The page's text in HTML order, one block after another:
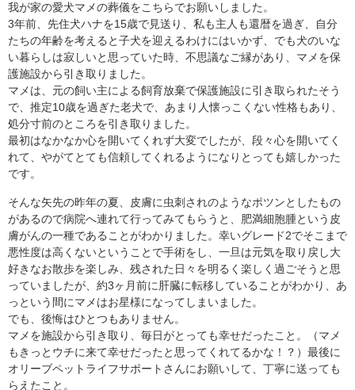
我が家の愛犬マメの葬儀をこちらでお願いしました。
3年前、先住犬ハナを15歳で見送り、私も主人も還暦を過ぎ、自分
たちの年齢を考えると子犬を迎えるわけにはいかず、でも犬のいな
い暮らしは寂しいと思っていた時、不思議なご縁があり、マメを保
護施設から引き取りました。
マメは、元の飼い主による飼育放棄で保護施設に引き取られたそう
で、推定10歳を過ぎた老犬で、あまり人懐っこくない性格もあり、
処分寸前のところを引き取りました。
最初はなかなか心を開いてくれず大変でしたが、段々心を開いてく
れて、やがてとても信頼してくれるようになりとっても嬉しかった
です。
そんな矢先の昨年の夏、皮膚に虫刺されのようなポツンとしたもの
があるので病院へ連れて行ってみてもらうと、肥満細胞腫という皮
膚がんの一種であることがわかりました。幸いグレード2でそこまで
悪性度は高くないということで手術をし、一旦は元気を取り戻し大
好きなお散歩を楽しみ、残された日々を明るく楽しく過ごそうと思
っていましたが、約3ヶ月前に肝臓に転移していることがわかり、あ
っという間にマメはお星様になってしまいました。
でも、後悔はひとつもありません。
マメを施設から引き取り、毎日がとっても幸せだったこと。（マメ
もきっとウチに来て幸せだったと思ってくれてるかな！？）最後に
オリーブペットライフサポートさんにお願いして、丁寧に送っても
らえたこと。